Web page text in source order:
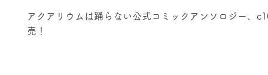
アクアリウムは踊らない公式コミックアンソロジー、
売！